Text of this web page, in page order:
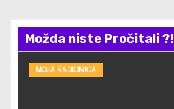
Možda niste Pročitali ?!
MOJA RADIONICA